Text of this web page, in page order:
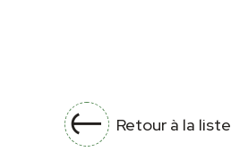
Retour à la liste